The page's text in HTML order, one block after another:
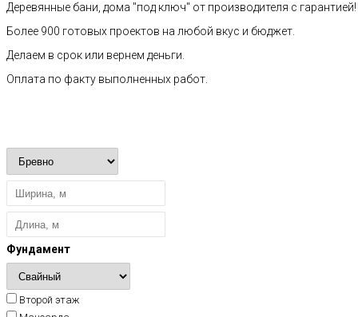
Деревянные бани, дома "под ключ" от производителя с гарантией!
Более 900 готовых проектов на любой вкус и бюджет.
Делаем в срок или вернем деньги.
Оплата по факту выполненных работ.
Фундамент
Второй этаж